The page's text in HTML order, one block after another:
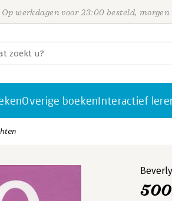
Op werkdagen voor 23:00 besteld,
Overige boekenInteractief